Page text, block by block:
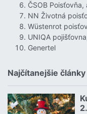
ČSOB Poisťovňa,
NN Životná
Wüstenrot
UNIQA
Genertel
Najčítanejšie články
2.